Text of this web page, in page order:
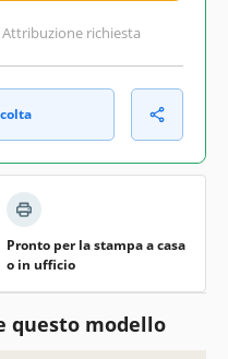
richiesta
Pronto per la stampa a casa
o in ufficio
questo modello